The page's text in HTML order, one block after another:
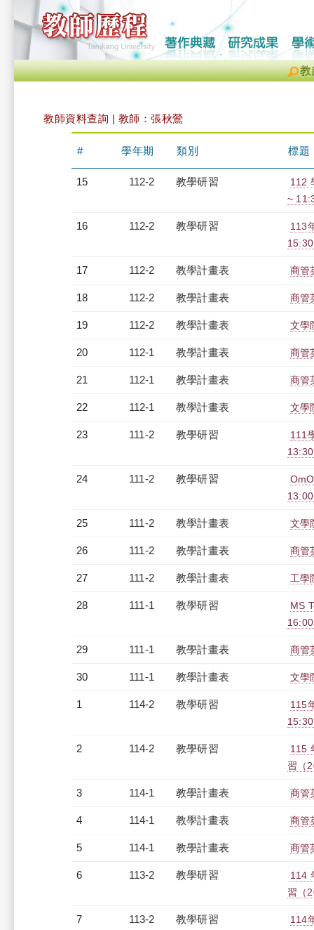
教
教師資料查詢 | 教師：張秋鶯
# 學年期 類別 標題
15 112-2 教學研習
112
~
16 112-2 教學研習
113
17 112-2 教學計畫表 商管
18 112-2 教學計畫表 商管
19 112-2 教學計畫表 文學
20 112-1 教學計畫表 商管
21 112-1 教學計畫表 商管
22 112-1 教學計畫表 文學
23 111-2 教學研習
111
24 111-2 教學研習
25 111-2 教學計畫表 文學
26 111-2 教學計畫表 商管
27 111-2 教學計畫表 工學
28 111-1 教學研習
MS
29 111-1 教學計畫表 商管
30 111-1 教學計畫表 文學
1 114-2 教學研習
115
2 114-2 教學研習
115
習（
3 114-1 教學計畫表 商管
4 114-1 教學計畫表 商管
5 114-1 教學計畫表 商管
6 113-2 教學研習
114
習（
7 113-2 教學研習
114